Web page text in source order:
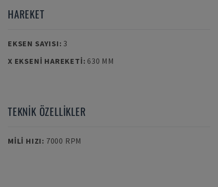
HAREKET
EKSEN SAYISI: 3
X EKSENI HAREKETI: 630 MM
TEKNIK ÖZELLIKLER
MILI HIZI: 7000 RPM